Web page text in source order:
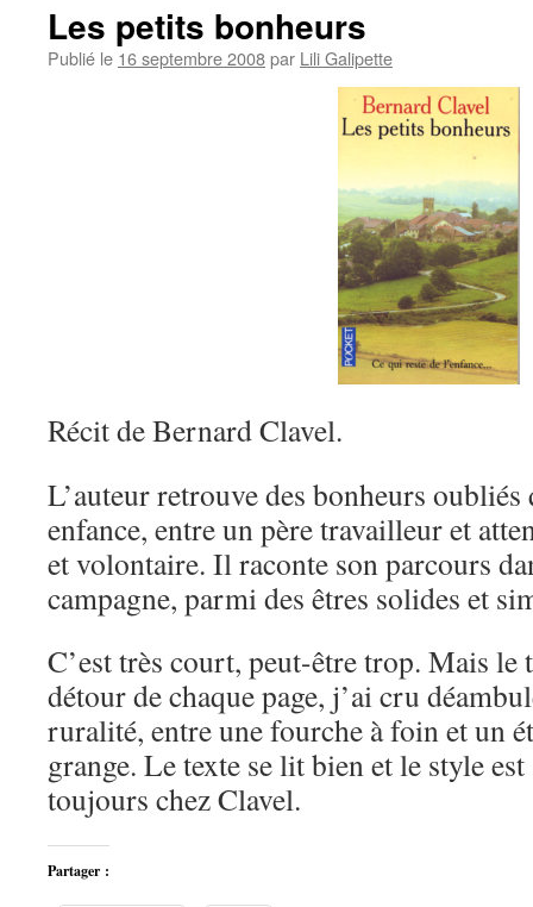
Les petits bonheurs
Publié le 16 septembre 2008par Lili Galipette
Récit de Bernard Clavel.
L’auteur retrouve des bonheurs
enfance, entre un père travailleur et
et volontaire. Il raconte son parcours
campagne, parmi des êtres solides et
C’est très court, peut-être trop. Mais le
détour de chaque page, j’ai cru
ruralité, entre une fourche à foin et un
grange. Le texte se lit bien et le style
toujours chez Clavel.
Partager :